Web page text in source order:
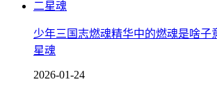
少年三国志燃魂精华中的燃魂是啥子
星魂
2026-01-24